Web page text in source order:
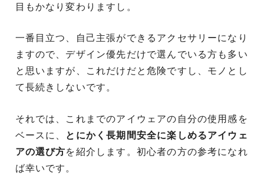
目もかなり変わりますし。
一番目立つ、自己主張ができるアクセサリーになり
ますので、デザイン優先だけで選んでいる方も多い
と思いますが、これだけだと危険ですし、モノとし
て長続きしないです。
それでは、これまでのアイウェアの自分の使用感を
ベースに、 とにかく長期間安全に楽しめるアイウェ
アの選び方を紹介します。初心者の方の参考になれ
ば幸いです。